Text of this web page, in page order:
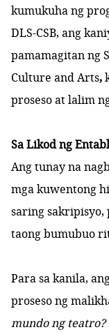
kumukuha ng
DLS-CSB, ang
pamamagitan ng
Culture and Arts,
proseso at lalim
Sa Likod ng
Ang tunay na
mga kuwentong
saring sakripisyo,
taong bumubuo
Para sa kanila,
proseso ng
mundo ng